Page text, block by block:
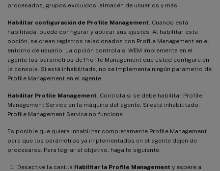
procesados, grupos excluidos, almacén de usuarios y más.
Habilitar configuración de Profile Management . Cuando está
habilitada, puede configurar y aplicar sus ajustes. Al habilitar esta
opción, se crean registros relacionados con Profile Management en el
entorno de usuario. La opción controla si WEM implementa en el
agente los parámetros de Profile Management que usted configura en
la consola. Si está inhabilitada, no se implementa ningún parámetro de
Profile Management en el agente.
Habilitar Profile Management . Controla si se debe habilitar Profile
Management Service en la máquina del agente. Si está inhabilitado,
Profile Management Service no funciona.
Es posible que quiera inhabilitar completamente Profile Management
para que los parámetros ya implementados en el agente dejen de
procesarse. Para lograr el objetivo, haga lo siguiente:
Desactive la casilla Habilitar la Profile Management y espere a